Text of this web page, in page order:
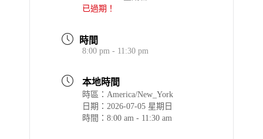
已過期！
時間
8:00 pm - 11:30 pm
本地時間
時區： America/New_York
日期： 2026-07-05 星期日
時間： 8:00 am - 11:30 am